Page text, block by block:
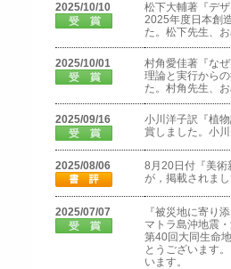
2025/10/10
松下大輔著『デ
2025年度日本創
た。松下先生、
2025/10/01
村角愛佳著『な
理論と実行から
た。村角先生、
2025/09/16
小川洋子訳『植
賞しました。小
2025/08/06
8月20日付『美術
が，掲載されま
2025/07/07
『被災地に寄り
マトラ島沖地震
第40回大同生命
とうございます
います。